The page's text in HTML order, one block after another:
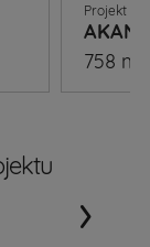
Projekt
758 m
›